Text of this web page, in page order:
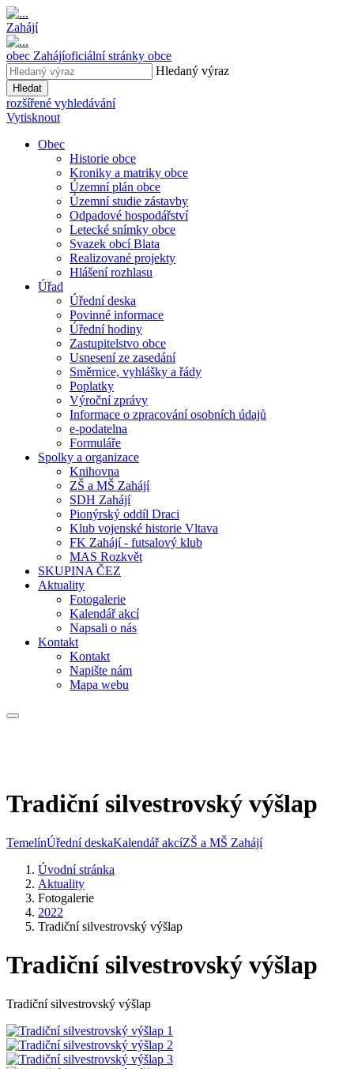
Zahájí
obec Zahájíoficiální stránky obce
Hledaný výraz
Hledat
rozšířené vyhledávání
Vytisknout
Obec
Historie obce
Kroniky a matriky obce
Územní plán obce
Územní studie zástavby
Odpadové hospodářství
Letecké snímky obce
Svazek obcí Blata
Realizované projekty
Hlášení rozhlasu
Úřad
Úřední deska
Povinné informace
Úřední hodiny
Zastupitelstvo obce
Usnesení ze zasedání
Směrnice, vyhlášky a řády
Poplatky
Výroční zprávy
Informace o zpracování osobních údajů
e-podatelna
Formuláře
Spolky a organizace
Knihovna
ZŠ a MŠ Zahájí
SDH Zahájí
Pionýrský oddíl Draci
Klub vojenské historie Vltava
FK Zahájí - futsalový klub
MAS Rozkvět
SKUPINA ČEZ
Aktuality
Fotogalerie
Kalendář akcí
Napsali o nás
Kontakt
Kontakt
Napište nám
Mapa webu
Tradiční silvestrovský výšlap
TemelínÚřední deskaKalendář akcíZŠ a MŠ Zahájí
Úvodní stránka
Aktuality
Fotogalerie
2022
Tradiční silvestrovský výšlap
Tradiční silvestrovský výšlap
Tradiční silvestrovský výšlap